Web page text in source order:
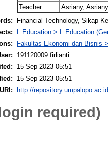
Teacher
Asriany, Asriany
Financial Technology, Sikap
L Education > L Education
Fakultas Ekonomi dan Bisnis
191120009 firlianti
15 Sep 2023 05:51
15 Sep 2023 05:51
URI:
http://
required)